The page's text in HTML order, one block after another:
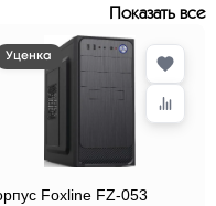
Показать все
Уценка
Foxline FZ-053